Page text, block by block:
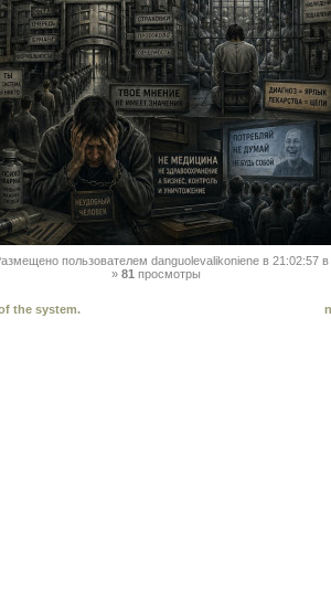
пользователем danguolevalikonieneв 21:02:57 в
81 просмотры
the system.